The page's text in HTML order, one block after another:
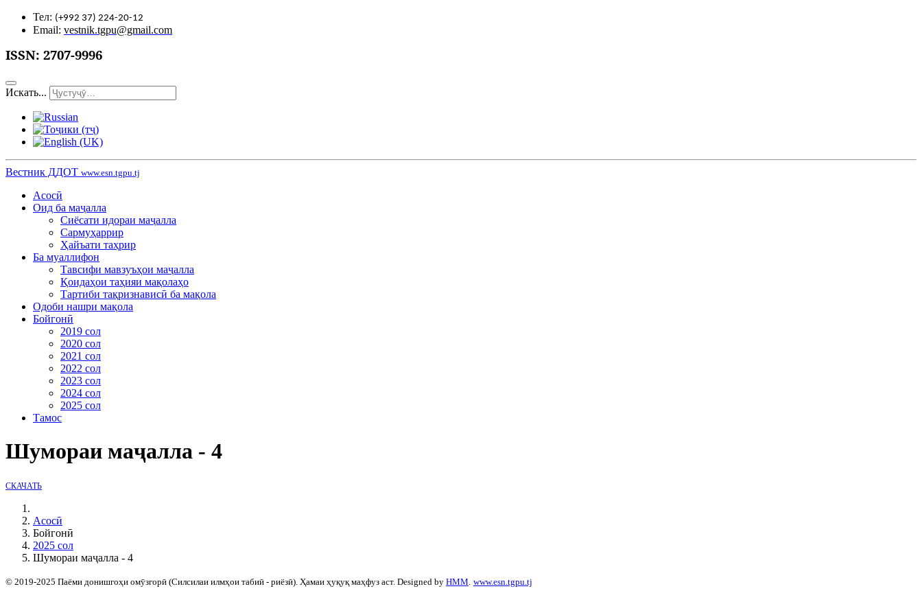
Тел: (+992 37) 224-20-12
Email: vestnik.tgpu@gmail.com
ISSN: 2707-9996
Искать...
Вестник ДДОТ www.esn.tgpu.tj
Асосӣ
Оид ба маҷалла
Сиёсати идораи маҷалла
Сармуҳаррир
Ҳайъати таҳрир
Ба муаллифон
Тавсифи мавзуъҳои маҷалла
Қоидаҳои таҳияи мақолаҳо
Тартиби тақризнависӣ ба мақола
Одоби нашри мақола
Бойгонӣ
2019 сол
2020 сол
2021 сол
2022 сол
2023 сол
2024 сол
2025 сол
Тамос
Шумораи маҷалла - 4
СКАЧАТЬ
Асосӣ
Бойгонӣ
2025 сол
Шумораи маҷалла - 4
© 2019-2025 Паёми донишгоҳи омӯзгорӣ (Силсилаи илмҳои табиӣ - риёзӣ). Ҳамаи ҳуқуқ маҳфуз аст. Designed by HMM www.esn.tgpu.tj